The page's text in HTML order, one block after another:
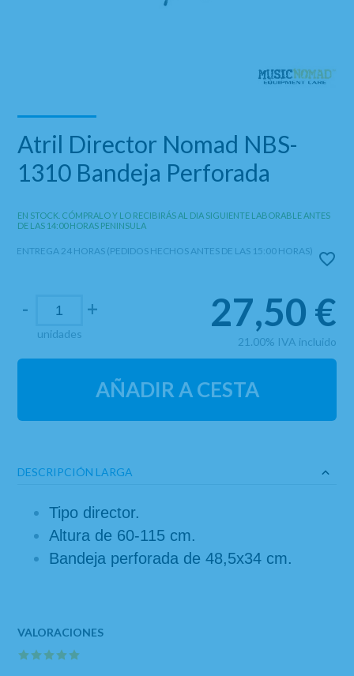
Atril Director Nomad NBS-
1310 Bandeja Perforada
EN STOCK. CÓMPRALO Y LO RECIBIRÁS AL DIA SIGUIENTE LABORABLE ANTES
DE LAS 14:00 HORAS PENINSULA
ENTREGA 24 HORAS (PEDIDOS HECHOS ANTES DE LAS 15:00 HORAS)
-
unidades
+ 27,50 €
21.00% IVA incluido
AÑADIR A CESTA
DESCRIPCIÓN LARGA
Tipo director.
Altura de 60-115 cm.
Bandeja perforada de 48,5x34 cm.